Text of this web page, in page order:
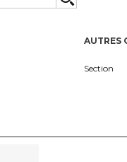
AUTRES
Section